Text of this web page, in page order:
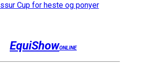
Cup for heste og ponyer
EquiShowONLINE